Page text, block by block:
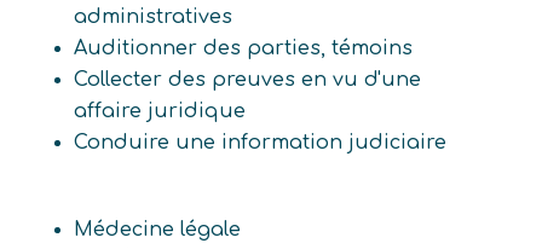
administratives
Auditionner des parties, témoins
Collecter des preuves en vu d'une
affaire juridique
Conduire une information judiciaire
Médecine légale